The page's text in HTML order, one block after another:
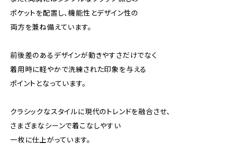
ポケットを配置し、機能性とデザイン性の
両方を兼ね備えています。
前後差のあるデザインが動きやすさだけでなく
着用時に軽やかで洗練された印象を与える
ポイントとなっています。
クラシックなスタイルに現代のトレンドを融合させ、
さまざまなシーンで着こなしやすい
一枚に仕上がっています。